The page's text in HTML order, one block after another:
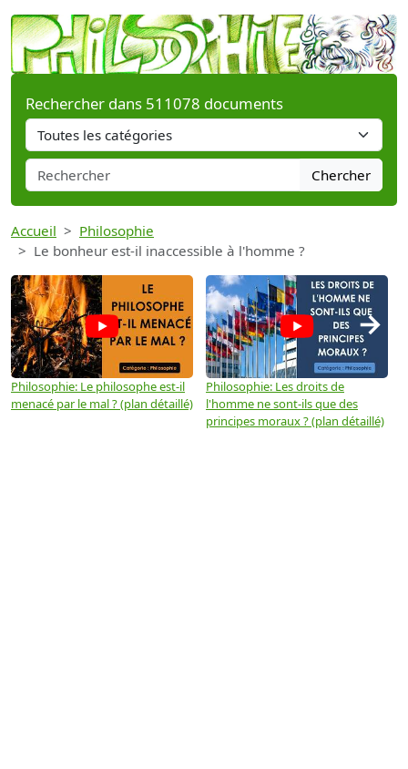
Rechercher dans 511078 documents
Chercher
Accueil
Philosophie
Le bonheur est-il inaccessible à l'homme ?
Philosophie: Le philosophe est-il
menacé par le mal ? (plan détaillé)
Philosophie: Les droits de
l'homme ne sont-ils que des
principes moraux ? (plan détaillé)
→